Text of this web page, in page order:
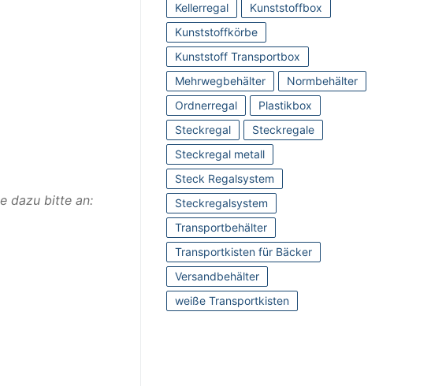
dazu bitte an:
Kellerregal
Kunststoffbox
Kunststoffkörbe
Kunststoff Transportbox
Mehrwegbehälter
Normbehälter
Ordnerregal
Plastikbox
Steckregal
Steckregale
Steckregal metall
Steck Regalsystem
Steckregalsystem
Transportbehälter
Transportkisten für Bäcker
Versandbehälter
weiße Transportkisten